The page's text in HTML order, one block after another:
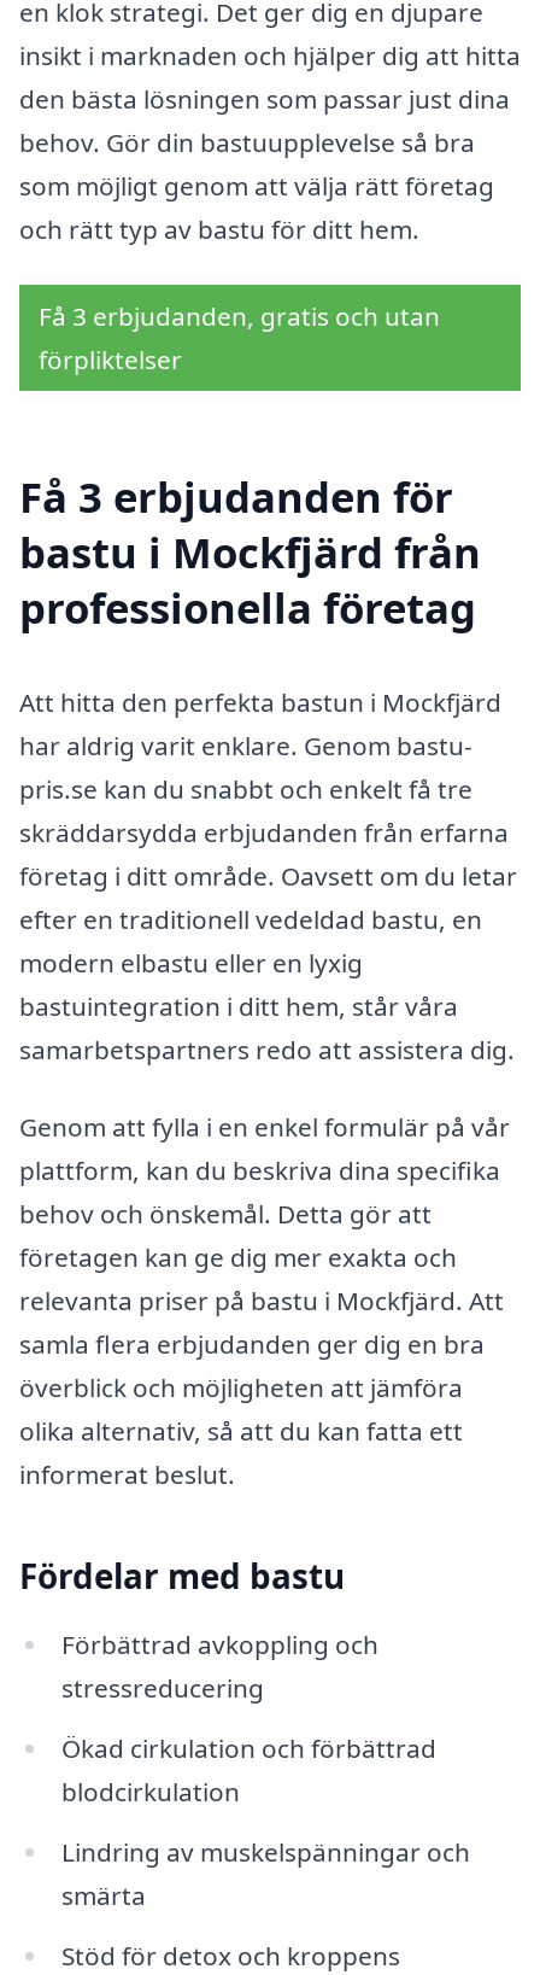
en klok strategi. Det ger dig en djupare
insikt i marknaden och hjälper dig att hitta
den bästa lösningen som passar just dina
behov. Gör din bastuupplevelse så bra
som möjligt genom att välja rätt företag
och rätt typ av bastu för ditt hem.
Få 3 erbjudanden, gratis och utan
förpliktelser
Få 3 erbjudanden för
bastu i Mockfjärd från
professionella företag
Att hitta den perfekta bastun i Mockfjärd
har aldrig varit enklare. Genom bastu-
pris.se kan du snabbt och enkelt få tre
skräddarsydda erbjudanden från erfarna
företag i ditt område. Oavsett om du letar
efter en traditionell vedeldad bastu, en
modern elbastu eller en lyxig
bastuintegration i ditt hem, står våra
samarbetspartners redo att assistera dig.
Genom att fylla i en enkel formulär på vår
plattform, kan du beskriva dina specifika
behov och önskemål. Detta gör att
företagen kan ge dig mer exakta och
relevanta priser på bastu i Mockfjärd. Att
samla flera erbjudanden ger dig en bra
överblick och möjligheten att jämföra
olika alternativ, så att du kan fatta ett
informerat beslut.
Fördelar med bastu
Förbättrad avkoppling och
stressreducering
Ökad cirkulation och förbättrad
blodcirkulation
Lindring av muskelspänningar och
smärta
Stöd för detox och kroppens